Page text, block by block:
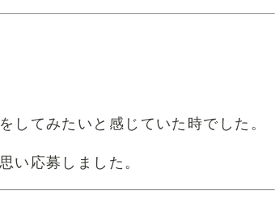
してみたいと感じていた時でした。
い応募しました。